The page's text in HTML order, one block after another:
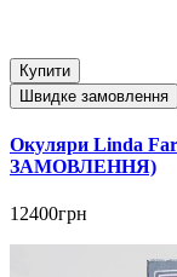
Купити
Швидке замовлення
Окуляри Linda
ЗАМОВЛЕННЯ)
12400грн